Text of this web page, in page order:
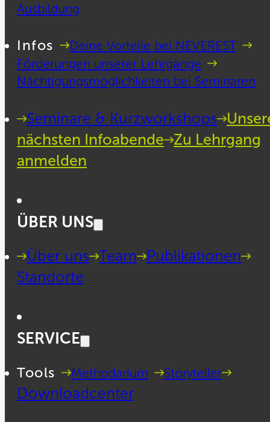
Ausbildung
Infos
Deine Vorteile bei NEVEREST
Förderungen unserer Lehrgänge
Nächtigungsmöglichkeiten bei Seminaren
Seminare & Kurzworkshops
nächsten Infoabende Zu Lehrgang
anmelden
ÜBER UNS
Über uns Team
Publikationen
Standorte
SERVICE
Tools Methodarium Storyteller
Downloadcenter